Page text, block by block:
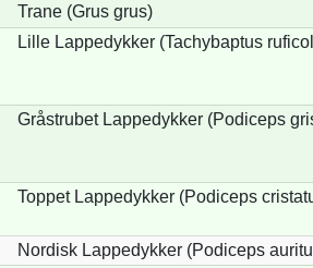
Trane (Grus grus)
Lille Lappedykker (Tachybaptus
Gråstrubet Lappedykker (Podiceps
Toppet Lappedykker (Podiceps
Nordisk Lappedykker (Podiceps